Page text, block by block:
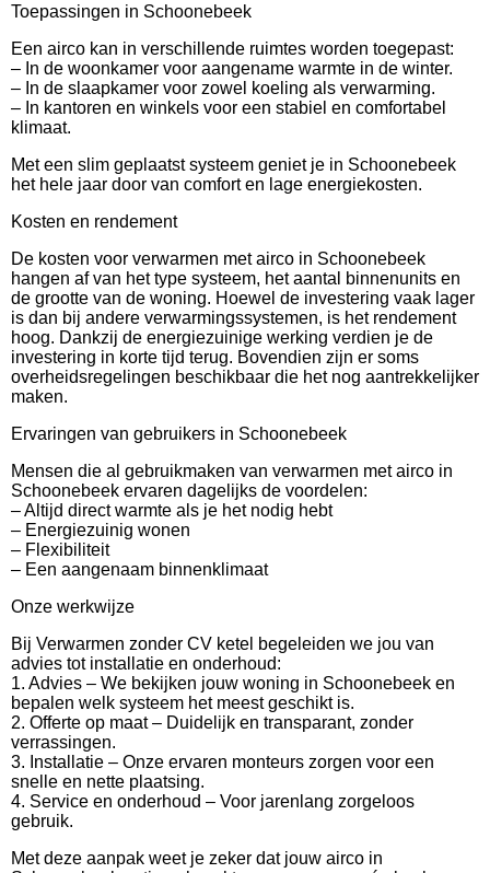
Toepassingen in Schoonebeek
Een airco kan in verschillende ruimtes worden toegepast:
– In de woonkamer voor aangename warmte in de winter.
– In de slaapkamer voor zowel koeling als verwarming.
– In kantoren en winkels voor een stabiel en comfortabel
klimaat.
Met een slim geplaatst systeem geniet je in Schoonebeek
het hele jaar door van comfort en lage energiekosten.
Kosten en rendement
De kosten voor verwarmen met airco in Schoonebeek
hangen af van het type systeem, het aantal binnenunits en
de grootte van de woning. Hoewel de investering vaak lager
is dan bij andere verwarmingssystemen, is het rendement
hoog. Dankzij de energiezuinige werking verdien je de
investering in korte tijd terug. Bovendien zijn er soms
overheidsregelingen beschikbaar die het nog aantrekkelijker
maken.
Ervaringen van gebruikers in Schoonebeek
Mensen die al gebruikmaken van verwarmen met airco in
Schoonebeek ervaren dagelijks de voordelen:
– Altijd direct warmte als je het nodig hebt
– Energiezuinig wonen
– Flexibiliteit
– Een aangenaam binnenklimaat
Onze werkwijze
Bij Verwarmen zonder CV ketel begeleiden we jou van
advies tot installatie en onderhoud:
1. Advies – We bekijken jouw woning in Schoonebeek en
bepalen welk systeem het meest geschikt is.
2. Offerte op maat – Duidelijk en transparant, zonder
verrassingen.
3. Installatie – Onze ervaren monteurs zorgen voor een
snelle en nette plaatsing.
4. Service en onderhoud – Voor jarenlang zorgeloos
gebruik.
Met deze aanpak weet je zeker dat jouw airco in